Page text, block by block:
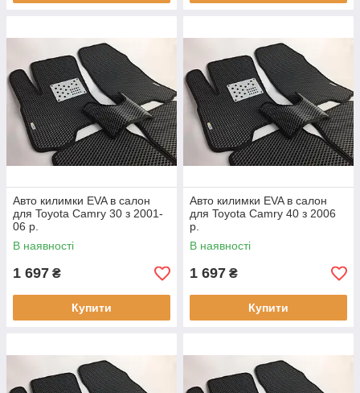
Авто килимки EVA в салон
для Toyota Camry 30 з 2001-
06 р.
В наявності
1 697 ₴
Купити
Авто килимки EVA в салон
для Toyota Camry 40 з 2006
р.
В наявності
1 697 ₴
Купити